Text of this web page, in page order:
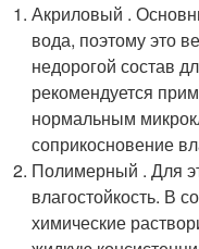
Акриловый .
вода, поэтому это
недорогой состав
рекомендуется
нормальным
соприкосновение
Полимерный . Для
влагостойкость. В
химические